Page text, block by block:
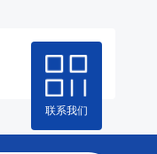
联系我们